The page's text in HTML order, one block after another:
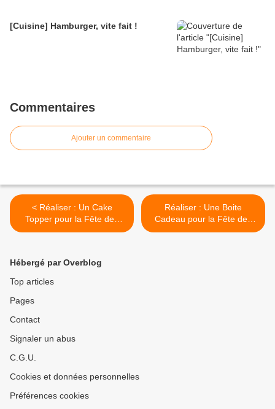
[Cuisine] Hamburger, vite fait !
Commentaires
Ajouter un commentaire
< Réaliser : Un Cake
Topper pour la Fête des
Mères
Réaliser : Une Boite
Cadeau pour la Fête des
Mères >
Hébergé par Overblog
Top articles
Pages
Contact
Signaler un abus
C.G.U.
Cookies et données personnelles
Préférences cookies